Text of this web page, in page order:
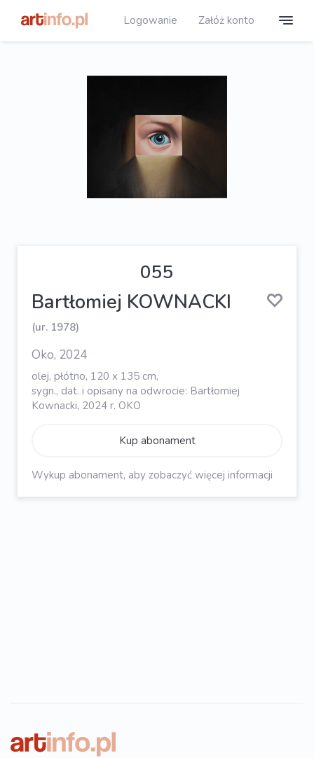
Logowanie Załóż konto
055
Bartłomiej KOWNACKI
(ur. 1978)
Oko, 2024
olej, płótno, 120 x 135 cm,
sygn., dat. i opisany na odwrocie: Bartłomiej
Kownacki, 2024 r. OKO
Kup abonament
Wykup abonament, aby zobaczyć więcej informacji